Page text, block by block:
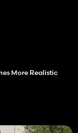
More Realistic